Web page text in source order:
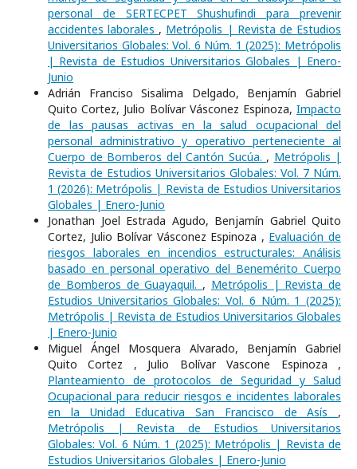
personal de SERTECPET Shushufindi para prevenir
accidentes laborales , Metrópolis | Revista de Estudios
Universitarios Globales: Vol. 6 Núm. 1 (2025): Metrópolis
| Revista de Estudios Universitarios Globales | Enero-
Junio
Adrián Franciso Sisalima Delgado, Benjamín Gabriel
Quito Cortez, Julio Bolívar Vásconez Espinoza, Impacto
de las pausas activas en la salud ocupacional del
personal administrativo y operativo perteneciente al
Cuerpo de Bomberos del Cantón Sucúa. , Metrópolis |
Revista de Estudios Universitarios Globales: Vol. 7 Núm.
1 (2026): Metrópolis | Revista de Estudios Universitarios
Globales | Enero-Junio
Jonathan Joel Estrada Agudo, Benjamín Gabriel Quito
Cortez, Julio Bolívar Vásconez Espinoza , Evaluación de
riesgos laborales en incendios estructurales: Análisis
basado en personal operativo del Benemérito Cuerpo
de Bomberos de Guayaquil. , Metrópolis | Revista de
Estudios Universitarios Globales: Vol. 6 Núm. 1 (2025):
Metrópolis | Revista de Estudios Universitarios Globales
| Enero-Junio
Miguel Ángel Mosquera Alvarado, Benjamín Gabriel
Quito Cortez , Julio Bolívar Vascone Espinoza ,
Planteamiento de protocolos de Seguridad y Salud
Ocupacional para reducir riesgos e incidentes laborales
en la Unidad Educativa San Francisco de Asís ,
Metrópolis | Revista de Estudios Universitarios
Globales: Vol. 6 Núm. 1 (2025): Metrópolis | Revista de
Estudios Universitarios Globales | Enero-Junio